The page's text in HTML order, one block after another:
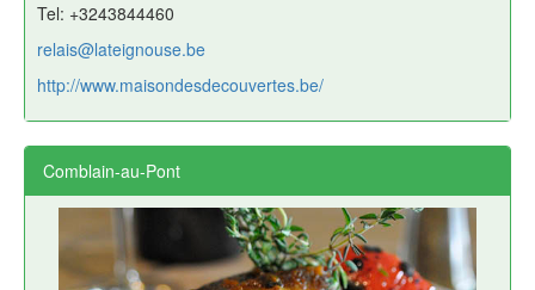
Tel: +3243844460
relais@lateignouse.be
http://www.maisondesdecouvertes.be/
Comblain-au-Pont